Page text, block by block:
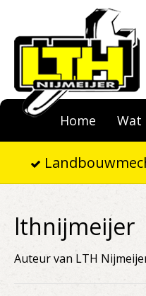
Home Wat
lthnijmeijer
Auteur van LTH